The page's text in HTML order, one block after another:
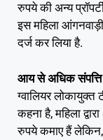
रुपये की अन्य
इस महिला
दर्ज कर लिया है.
आय से अधिक संपत्ति
ग्वालियर
कहना है, महिला
रुपये कमाए हैं